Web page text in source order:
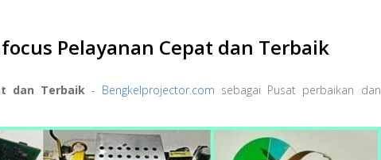
Pelayanan Cepat dan Terbaik
dan Terbaik - Bengkelprojector.com sebagai Pusat perbaikan dan